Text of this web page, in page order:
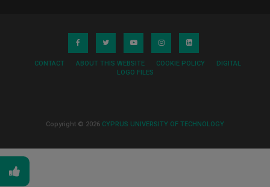
CONTACT ABOUT THIS WEBSITE COOKIE POLICY
DIGITAL
LOGO FILES
Copyright © 2026 CYPRUS UNIVERSITY OF TECHNOLOGY